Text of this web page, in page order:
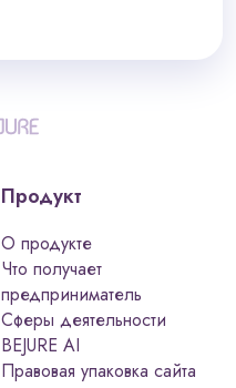
Продукт
О продукте
Что получает
предприниматель
Сферы деятельности
BEJURE AI
Правовая упаковка сайта